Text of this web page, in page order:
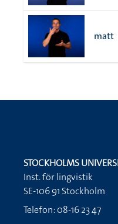
matt
STOCKHOLMS
Inst. för lingvistik
SE-106 91 Stockholm
Telefon: 08-16 23 47